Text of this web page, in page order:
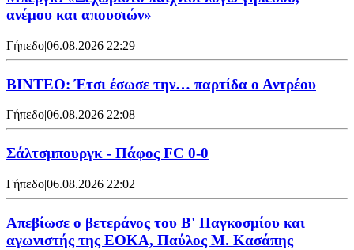
ανέμου και απουσιών»
Γήπεδο|06.08.2026 22:29
ΒΙΝΤΕΟ: Έτσι έσωσε την… παρτίδα ο Αντρέου
Γήπεδο|06.08.2026 22:08
Σάλτσμπουργκ - Πάφος FC 0-0
Γήπεδο|06.08.2026 22:02
Απεβίωσε ο βετεράνος του Β' Παγκοσμίου και
αγωνιστής της ΕΟΚΑ, Παύλος Μ. Κασάπης